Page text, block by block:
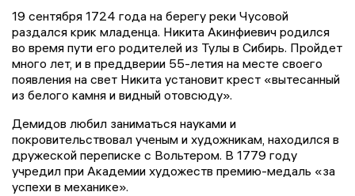
19 сентября 1724 года на берегу реки Чусовой
раздался крик младенца. Никита Акинфиевич родился
во время пути его родителей из Тулы в Сибирь. Пройдет
много лет, и в преддверии 55-летия на месте своего
появления на свет Никита установит крест «вытесанный
из белого камня и видный отовсюду».
Демидов любил заниматься науками и
покровительствовал ученым и художникам, находился в
дружеской переписке с Вольтером. В 1779 году
учредил при Академии художеств премию-медаль «за
успехи в механике».